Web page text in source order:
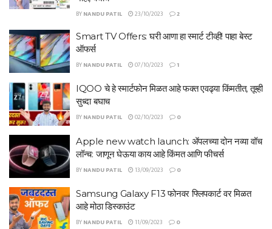
BYNANDU PATIL 23/10/2023 2
Smart TV Offers: घरी आणा हा स्मार्ट टीव्ही! पाहा बेस्ट
ऑफर्स
BYNANDU PATIL 07/10/2023 1
IQOO चे हे स्मार्टफोन मिळत आहे फक्त एवढ्या किंमतीत, तूम्ही
सुध्दा बघाच
BYNANDU PATIL 02/10/2023 0
Apple new watch launch: ॲपलच्या दोन नव्या वॉच
लॉन्च: जाणून घेऊया काय आहे किंमत आणि फीचर्स
BYNANDU PATIL 13/09/2023 0
Samsung Galaxy F13 फोनवर फ्लिपकार्ट वर मिळत
आहे मोठा डिस्काउंट
BYNANDU PATIL 11/09/2023 0